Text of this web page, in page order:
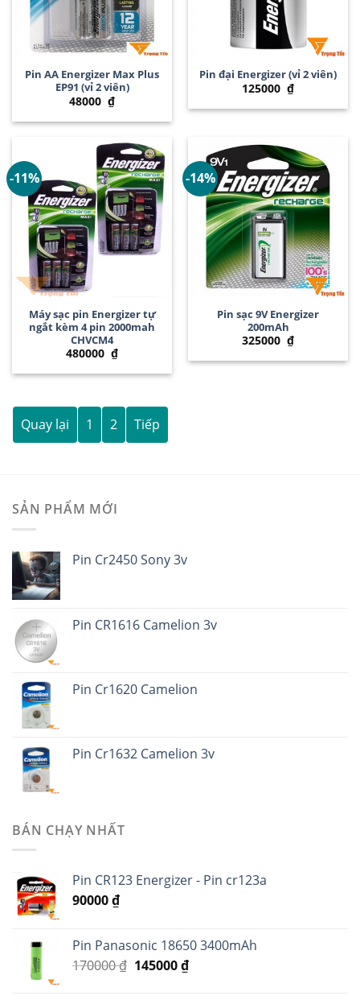
Pin AA Energizer Max Plus
EP91 (vỉ 2 viên)
48000 ₫
Pin đại Energizer (vỉ 2 viên)
125000 ₫
-11%
Máy sạc pin Energizer tự
ngắt kèm 4 pin 2000mah
CHVCM4
480000 ₫
-14%
Pin sạc 9V Energizer
200mAh
325000 ₫
Quay lại 1 2 Tiếp
SẢN PHẨM MỚI
Pin Cr2450 Sony 3v
Pin CR1616 Camelion 3v
Pin Cr1620 Camelion
Pin Cr1632 Camelion 3v
BÁN CHẠY NHẤT
Pin CR123 Energizer - Pin cr123a
90000₫
Pin Panasonic 18650 3400mAh
170000₫ 145000₫